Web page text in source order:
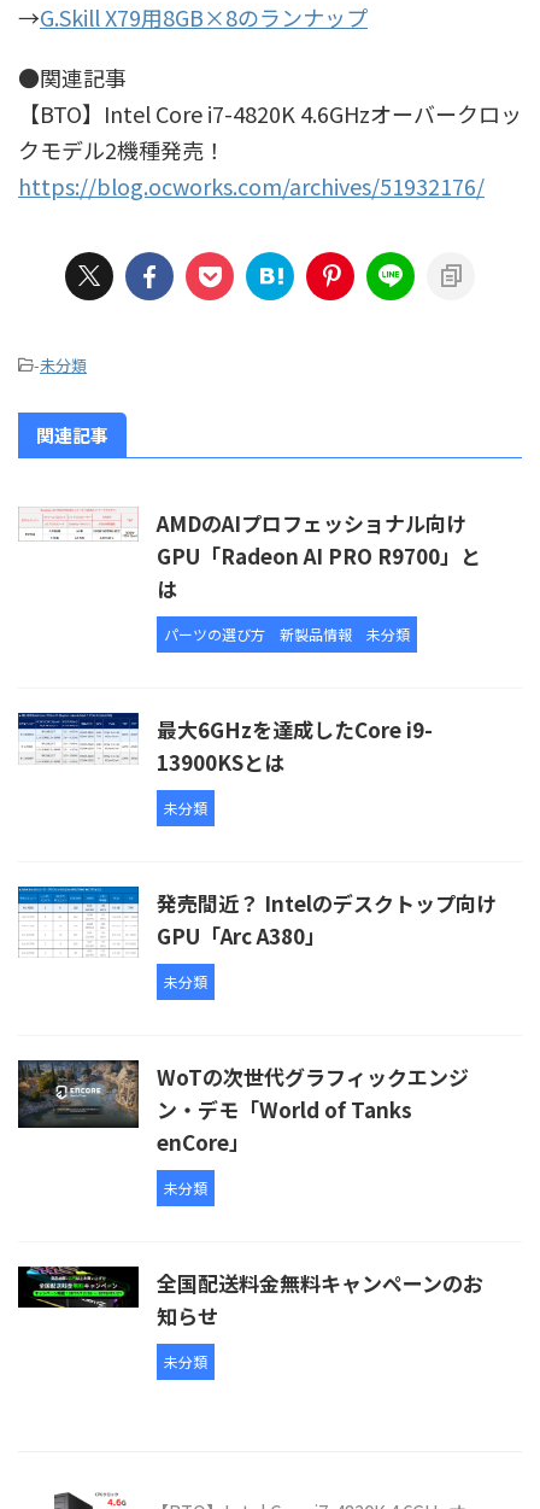
→G.Skill X79用8GB×8のランナップ
●関連記事
【BTO】Intel Core i7-4820K 4.6GHzオーバークロッ
クモデル2機種発売！
https://blog.ocworks.com/archives/51932176/
-未分類
関連記事
AMDのAIプロフェッショナル向け
GPU「Radeon AI PRO R9700」と
は
パーツの選び方 新製品情報 未分類
最大6GHzを達成したCore i9-
13900KSとは
未分類
発売間近？ Intelのデスクトップ向け
GPU「Arc A380」
未分類
WoTの次世代グラフィックエンジ
ン・デモ「World of Tanks
enCore」
未分類
全国配送料金無料キャンペーンのお
知らせ
未分類